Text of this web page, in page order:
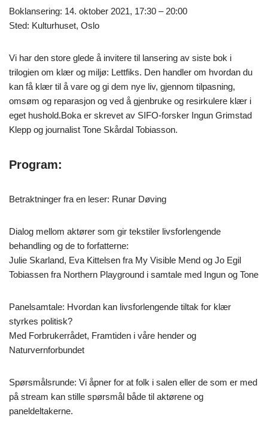
Boklansering: 14. oktober 2021, 17:30 – 20:00
Sted: Kulturhuset, Oslo
Vi har den store glede å invitere til lansering av siste bok i
trilogien om klær og miljø: Lettfiks. Den handler om hvordan du
kan få klær til å vare og gi dem nye liv, gjennom tilpasning,
omsøm og reparasjon og ved å gjenbruke og resirkulere klær i
eget hushold.Boka er skrevet av SIFO-forsker Ingun Grimstad
Klepp og journalist Tone Skårdal Tobiasson.
Program:
Betraktninger fra en leser: Runar Døving
Dialog mellom aktører som gir tekstiler livsforlengende
behandling og de to forfatterne:
Julie Skarland, Eva Kittelsen fra My Visible Mend og Jo Egil
Tobiassen fra Northern Playground i samtale med Ingun og Tone
Panelsamtale: Hvordan kan livsforlengende tiltak for klær
styrkes politisk?
Med Forbrukerrådet, Framtiden i våre hender og
Naturvernforbundet
Spørsmålsrunde: Vi åpner for at folk i salen eller de som er med
på stream kan stille spørsmål både til aktørene og
paneldeltakerne.